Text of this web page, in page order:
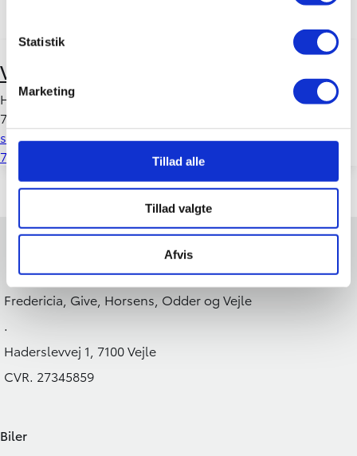
Statistik
Marketing
Tillad alle
Tillad valgte
Afvis
Vejle
Haderslevvej 1
7100 Vejle
salg.vejle@atbiler.dk
75 80 65 00
Fredericia, Give, Horsens, Odder og Vejle
.
Haderslevvej 1, 7100 Vejle
CVR. 27345859
Biler